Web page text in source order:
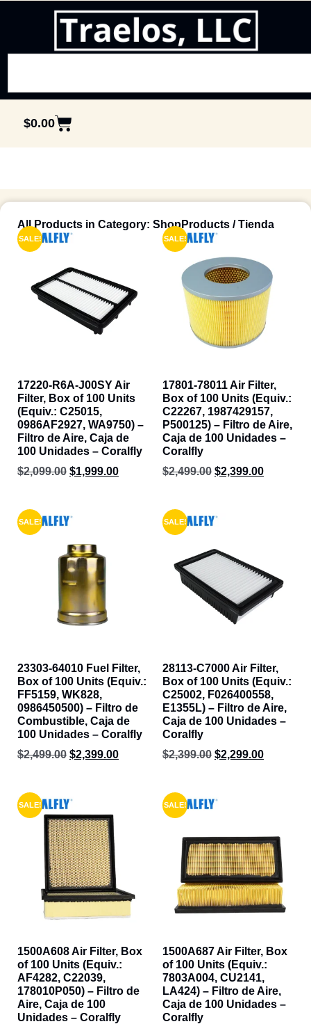
$0.00
All Products in Category: ShopProducts / Tienda
SALE!
17220-R6A-J00SY Air
Filter, Box of 100 Units
(Equiv.: C25015,
0986AF2927, WA9750) –
Filtro de Aire, Caja de
100 Unidades – Coralfly
$2,099.00 $1,999.00
SALE!
17801-78011 Air Filter,
Box of 100 Units (Equiv.:
C22267, 1987429157,
P500125) – Filtro de Aire,
Caja de 100 Unidades –
Coralfly
$2,499.00 $2,399.00
SALE!
23303-64010 Fuel Filter,
Box of 100 Units (Equiv.:
FF5159, WK828,
0986450500) – Filtro de
Combustible, Caja de
100 Unidades – Coralfly
$2,499.00 $2,399.00
SALE!
28113-C7000 Air Filter,
Box of 100 Units (Equiv.:
C25002, F026400558,
E1355L) – Filtro de Aire,
Caja de 100 Unidades –
Coralfly
$2,399.00 $2,299.00
SALE!
1500A608 Air Filter, Box
of 100 Units (Equiv.:
AF4282, C22039,
178010P050) – Filtro de
Aire, Caja de 100
Unidades – Coralfly
SALE!
1500A687 Air Filter, Box
of 100 Units (Equiv.:
7803A004, CU2141,
LA424) – Filtro de Aire,
Caja de 100 Unidades –
Coralfly